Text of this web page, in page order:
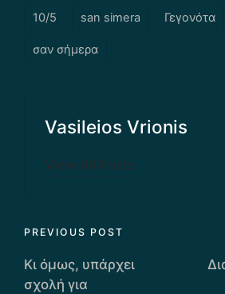
Tags:
10/5 san simera Γεγονότα
σαν σήμερα
Vasileios Vrionis
View All Posts
Post
navigation
PREVIOUS POST
Κι όμως, υπάρχει
σχολή για